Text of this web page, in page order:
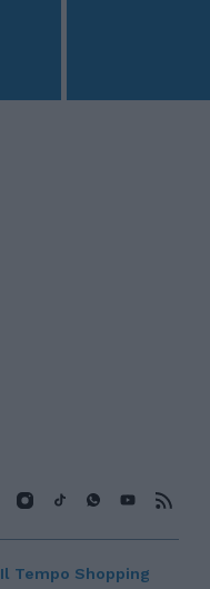
Il Tempo Shopping